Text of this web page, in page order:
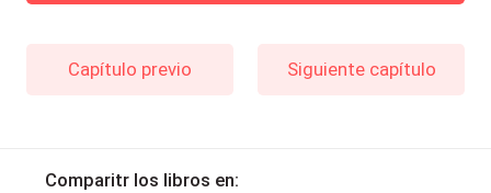
Capítulo previo Siguiente capítulo
Comparitr los libros en: